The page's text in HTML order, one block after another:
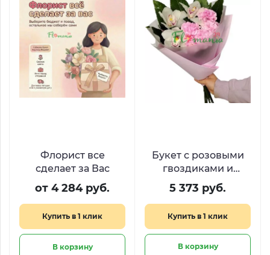
Флорист все
сделает за Вас
от 4 284 руб.
Купить в 1 клик
В корзину
Букет с розовыми
гвоздиками и
орхидеями
«Покахонтас»
5 373 руб.
Купить в 1 клик
В корзину